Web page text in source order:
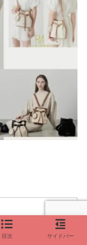
目次 サイドバー